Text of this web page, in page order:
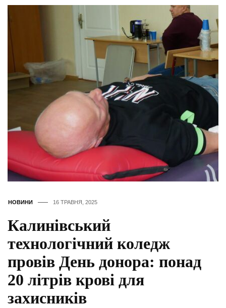
НОВИНИ 16 ТРАВНЯ, 2025
Калинівський
технологічний коледж
провів День донора: понад
20 літрів крові для
захисників